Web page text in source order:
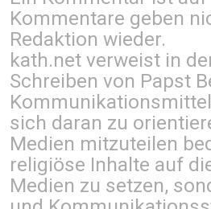
Kommentare geben
Redaktion wieder.
kath.net verweist in
Schreiben von Papst
sich daran zu
Medien mitzuteilen
religiöse Inhalte auf
Medien zu setzen,